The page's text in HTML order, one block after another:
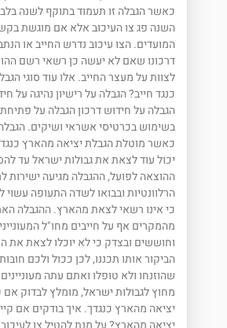
כאשר הגבלה זו תעמוד בתוקף לשנה
השנה פג צו העיכוב אלא אם מוגשת
המועדים. הצו עיכוב נדרש החייב או
דרכונו שאם לא יעשה כן רשאי רשם
לצוות על מעצר החייב. אלו עוד סוגי
כנגד חייב? הגבלה על רישיון נהיגה על
הגבלה על חידוש דרכון הגבלה על
בשימוש בכרטיסי אשראי ושיקים.
כאשר מוטלת הגבלת יציאה מהארץ כנגד
יכול עוד לצאת את גבולות ישראל עד
ההוצאה לפועל, ההגבלה מגיעה ישירות
הרלוונטיות ובבואו לשדה התעופה עשוי
כי אינו רשאי לצאת מהארץ. ההגבלה
מהמקרים אף על חייבים מחו"ל
וחוששים ובצדק כי לא יוכלו לצאת את
הביקור אותו תכננו, לכן ככול ולכם
שהוזנחו ולא טופלו ואתם עתה
מחוץ לגבולות ישראל, מומלץ לבדוק אם
יציאה מהארץ כנגדך. איך בודקים אם